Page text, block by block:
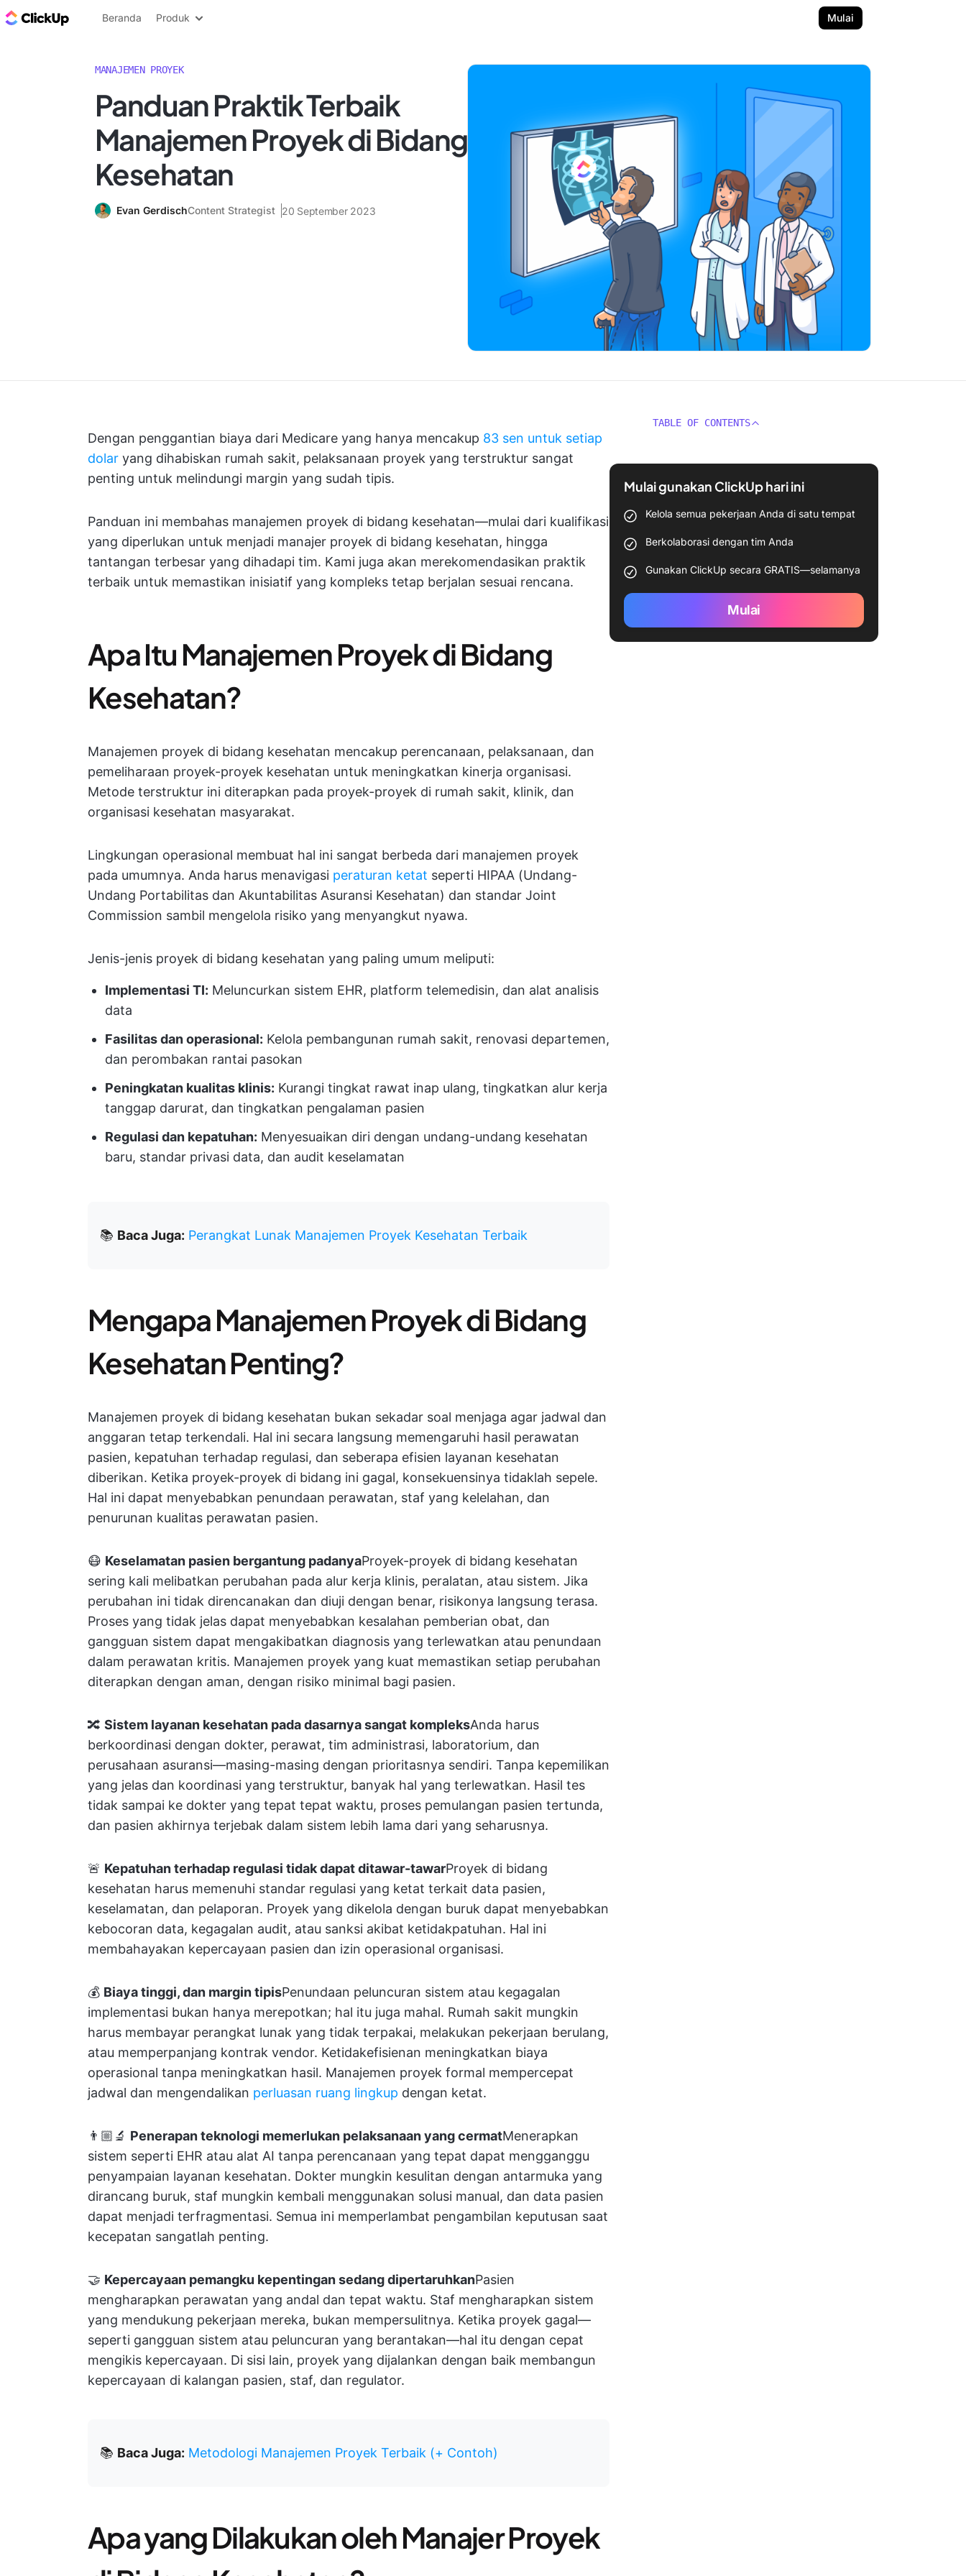
Blog ClickUp
Beranda Produk Mulai
MANAJEMEN PROYEK
Panduan Praktik Terbaik
Manajemen Proyek di Bidang
Kesehatan
Evan GerdischContent Strategist 20 September 2023
Dengan penggantian biaya dari Medicare yang hanya mencakup 83 sen untuk setiap
dolar yang dihabiskan rumah sakit, pelaksanaan proyek yang terstruktur sangat
penting untuk melindungi margin yang sudah tipis.
Panduan ini membahas manajemen proyek di bidang kesehatan—mulai dari kualifikasi
yang diperlukan untuk menjadi manajer proyek di bidang kesehatan, hingga
tantangan terbesar yang dihadapi tim. Kami juga akan merekomendasikan praktik
terbaik untuk memastikan inisiatif yang kompleks tetap berjalan sesuai rencana.
Apa Itu Manajemen Proyek di Bidang
Kesehatan?
Manajemen proyek di bidang kesehatan mencakup perencanaan, pelaksanaan, dan
pemeliharaan proyek-proyek kesehatan untuk meningkatkan kinerja organisasi.
Metode terstruktur ini diterapkan pada proyek-proyek di rumah sakit, klinik, dan
organisasi kesehatan masyarakat.
Lingkungan operasional membuat hal ini sangat berbeda dari manajemen proyek
pada umumnya. Anda harus menavigasi peraturan ketat seperti HIPAA (Undang-
Undang Portabilitas dan Akuntabilitas Asuransi Kesehatan) dan standar Joint
Commission sambil mengelola risiko yang menyangkut nyawa.
Jenis-jenis proyek di bidang kesehatan yang paling umum meliputi:
Implementasi TI: Meluncurkan sistem EHR, platform telemedisin, dan alat analisis
data
Fasilitas dan operasional: Kelola pembangunan rumah sakit, renovasi departemen,
dan perombakan rantai pasokan
Peningkatan kualitas klinis: Kurangi tingkat rawat inap ulang, tingkatkan alur kerja
tanggap darurat, dan tingkatkan pengalaman pasien
Regulasi dan kepatuhan: Menyesuaikan diri dengan undang-undang kesehatan
baru, standar privasi data, dan audit keselamatan
📚 Baca Juga: Perangkat Lunak Manajemen Proyek Kesehatan Terbaik
Mengapa Manajemen Proyek di Bidang
Kesehatan Penting?
Manajemen proyek di bidang kesehatan bukan sekadar soal menjaga agar jadwal dan
anggaran tetap terkendali. Hal ini secara langsung memengaruhi hasil perawatan
pasien, kepatuhan terhadap regulasi, dan seberapa efisien layanan kesehatan
diberikan. Ketika proyek-proyek di bidang ini gagal, konsekuensinya tidaklah sepele.
Hal ini dapat menyebabkan penundaan perawatan, staf yang kelelahan, dan
penurunan kualitas perawatan pasien.
😷 Keselamatan pasien bergantung padanyaProyek-proyek di bidang kesehatan
sering kali melibatkan perubahan pada alur kerja klinis, peralatan, atau sistem. Jika
perubahan ini tidak direncanakan dan diuji dengan benar, risikonya langsung terasa.
Proses yang tidak jelas dapat menyebabkan kesalahan pemberian obat, dan
gangguan sistem dapat mengakibatkan diagnosis yang terlewatkan atau penundaan
dalam perawatan kritis. Manajemen proyek yang kuat memastikan setiap perubahan
diterapkan dengan aman, dengan risiko minimal bagi pasien.
🔀 Sistem layanan kesehatan pada dasarnya sangat kompleksAnda harus
berkoordinasi dengan dokter, perawat, tim administrasi, laboratorium, dan
perusahaan asuransi—masing-masing dengan prioritasnya sendiri. Tanpa kepemilikan
yang jelas dan koordinasi yang terstruktur, banyak hal yang terlewatkan. Hasil tes
tidak sampai ke dokter yang tepat tepat waktu, proses pemulangan pasien tertunda,
dan pasien akhirnya terjebak dalam sistem lebih lama dari yang seharusnya.
🚨 Kepatuhan terhadap regulasi tidak dapat ditawar-tawarProyek di bidang
kesehatan harus memenuhi standar regulasi yang ketat terkait data pasien,
keselamatan, dan pelaporan. Proyek yang dikelola dengan buruk dapat menyebabkan
kebocoran data, kegagalan audit, atau sanksi akibat ketidakpatuhan. Hal ini
membahayakan kepercayaan pasien dan izin operasional organisasi.
💰 Biaya tinggi, dan margin tipisPenundaan peluncuran sistem atau kegagalan
implementasi bukan hanya merepotkan; hal itu juga mahal. Rumah sakit mungkin
harus membayar perangkat lunak yang tidak terpakai, melakukan pekerjaan berulang,
atau memperpanjang kontrak vendor. Ketidakefisienan meningkatkan biaya
operasional tanpa meningkatkan hasil. Manajemen proyek formal mempercepat
jadwal dan mengendalikan perluasan ruang lingkup dengan ketat.
👨🏼‍🔬 Penerapan teknologi memerlukan pelaksanaan yang cermatMenerapkan
sistem seperti EHR atau alat AI tanpa perencanaan yang tepat dapat mengganggu
penyampaian layanan kesehatan. Dokter mungkin kesulitan dengan antarmuka yang
dirancang buruk, staf mungkin kembali menggunakan solusi manual, dan data pasien
dapat menjadi terfragmentasi. Semua ini memperlambat pengambilan keputusan saat
kecepatan sangatlah penting.
🤝 Kepercayaan pemangku kepentingan sedang dipertaruhkanPasien
mengharapkan perawatan yang andal dan tepat waktu. Staf mengharapkan sistem
yang mendukung pekerjaan mereka, bukan mempersulitnya. Ketika proyek gagal—
seperti gangguan sistem atau peluncuran yang berantakan—hal itu dengan cepat
mengikis kepercayaan. Di sisi lain, proyek yang dijalankan dengan baik membangun
kepercayaan di kalangan pasien, staf, dan regulator.
📚 Baca Juga: Metodologi Manajemen Proyek Terbaik (+ Contoh)
Apa yang Dilakukan oleh Manajer Proyek
TABLE OF CONTENTS
Mulai gunakan ClickUp hari ini
Kelola semua pekerjaan Anda di satu tempat
Berkolaborasi dengan tim Anda
Gunakan ClickUp secara GRATIS—selamanya
Mulai